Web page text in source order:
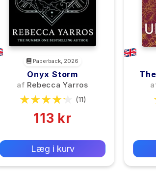
Paperback, 2026
Onyx Storm
af Rebecca Yarros
(11)
113 kr
Læg i kurv